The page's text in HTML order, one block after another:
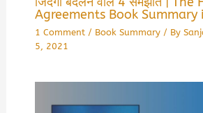
Agreements Book Summary
1 Comment / Book Summary/ By
5, 2021